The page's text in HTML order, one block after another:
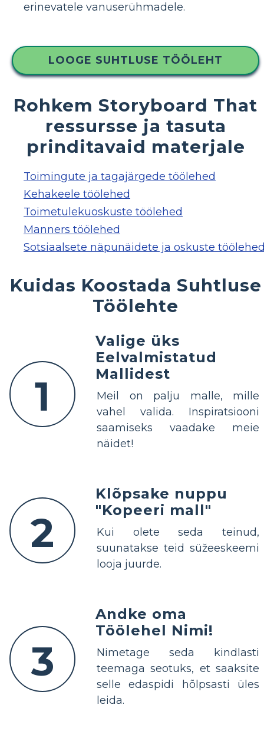
erinevatele vanuserühmadele.
LOOGE SUHTLUSE TÖÖLEHT
Rohkem Storyboard That
ressursse ja tasuta
prinditavaid materjale
Toimingute ja tagajärgede töölehed
Kehakeele töölehed
Toimetulekuoskuste töölehed
Manners töölehed
Sotsiaalsete näpunäidete ja oskuste
Kuidas Koostada Suhtluse
Töölehte
1
Valige üks
Eelvalmistatud
Mallidest
Meil on palju malle, mille
vahel valida. Inspiratsiooni
saamiseks vaadake meie
näidet!
2
Klõpsake nuppu
"Kopeeri mall"
Kui olete seda teinud,
suunatakse teid süžeeskeemi
looja juurde.
3
Andke oma
Töölehel Nimi!
Nimetage seda kindlasti
teemaga seotuks, et saaksite
selle edaspidi hõlpsasti üles
leida.